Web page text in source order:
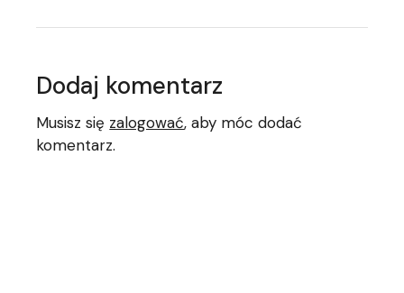
Dodaj komentarz
Musisz się zalogować, aby móc dodać
komentarz.